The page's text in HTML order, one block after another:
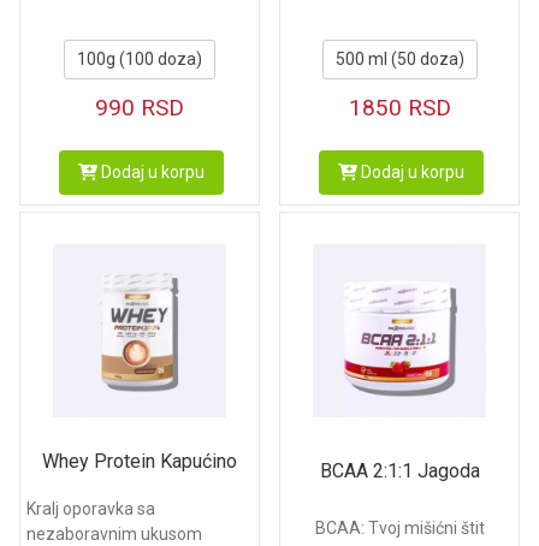
100g (100 doza)
990 RSD
Dodaj u korpu
500 ml (50 doza)
1850 RSD
Dodaj u korpu
Whey Protein Kapućino
Kralj oporavka sa
nezaboravnim ukusom
BCAA 2:1:1 Jagoda
BCAA: Tvoj mišićni štit